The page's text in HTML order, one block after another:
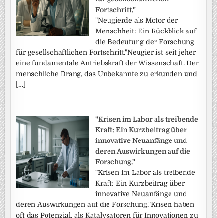
Fortschritt."
"Neugierde als Motor der
Menschheit: Ein Rückblick auf
die Bedeutung der Forschung
für gesellschaftlichen Fortschritt."Neugier ist seit jeher
eine fundamentale Antriebskraft der Wissenschaft. Der
menschliche Drang, das Unbekannte zu erkunden und
[…]
"Krisen im Labor als treibende
Kraft: Ein Kurzbeitrag über
innovative Neuanfänge und
deren Auswirkungen auf die
Forschung."
"Krisen im Labor als treibende
Kraft: Ein Kurzbeitrag über
innovative Neuanfänge und
deren Auswirkungen auf die Forschung."Krisen haben
oft das Potenzial, als Katalysatoren für Innovationen zu